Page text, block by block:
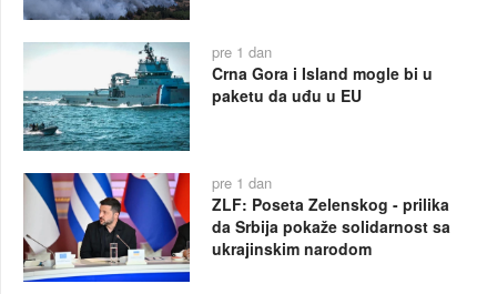
pre 1 dan
Crna Gora i Island mogle bi u
paketu da uđu u EU
pre 1 dan
ZLF: Poseta Zelenskog - prilika
da Srbija pokaže solidarnost sa
ukrajinskim narodom